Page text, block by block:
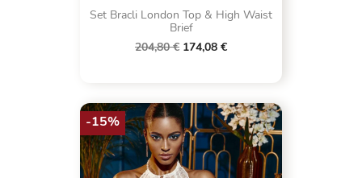
Set Bracli London Top & High Waist
Brief
204,80 € 174,08 €
-15%